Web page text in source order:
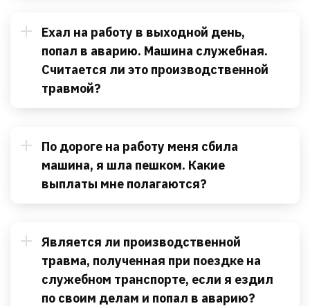
Ехал на работу в выходной день,
попал в аварию. Машина служебная.
Считается ли это производственной
травмой?
По дороге на работу меня сбила
машина, я шла пешком. Какие
выплаты мне полагаются?
Является ли производственной
травма, полученная при поездке на
служебном транспорте, если я ездил
по своим делам и попал в аварию?